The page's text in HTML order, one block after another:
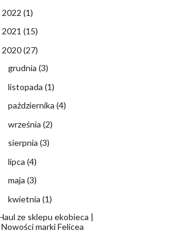
2022 (1)
2021 (15)
2020(27)
grudnia (3)
listopada (1)
października (4)
września (2)
sierpnia (3)
lipca (4)
maja (3)
kwietnia (1)
ze sklepu ekobieca |
Nowości marki Felicea